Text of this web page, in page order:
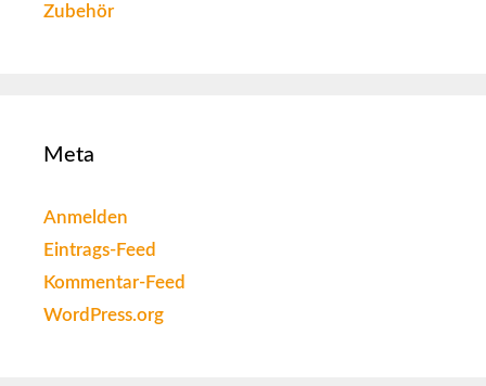
Zubehör
Meta
Anmelden
Eintrags-Feed
Kommentar-Feed
WordPress.org